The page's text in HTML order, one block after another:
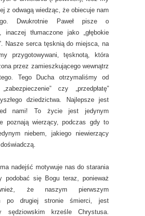
z odwagą wiedząc, że obiecuje nam
Dwukrotnie Paweł pisze o
inaczej tłumaczone jako „głębokie
Nasze serca tęsknią do miejsca, na
przygotowywani, tęsknotą, która
przez zamieszkującego wewnątrz
Tego Ducha otrzymaliśmy od
czy „przedpłatę”
dziedzictwa. Najlepsze jest
nami! To życie jest jedynym
poznają wierzący, podczas gdy to
niebem, jakiego niewierzący
nadejść motywuje nas do starania
się Bogu teraz, ponieważ
że naszym pierwszym
po drugiej stronie śmierci, jest
sędziowskim krześle Chrystusa.